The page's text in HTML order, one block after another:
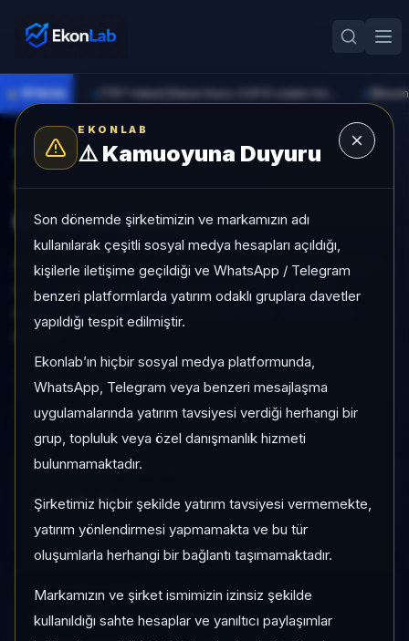
EKONLAB
⚠️Kamuoyuna Duyuru
Son dönemde şirketimizin ve markamızın adı
kullanılarak çeşitli sosyal medya hesapları açıldığı,
kişilerle iletişime geçildiği ve WhatsApp / Telegram
benzeri platformlarda yatırım odaklı gruplara davetler
yapıldığı tespit edilmiştir.
Ekonlab’ın hiçbir sosyal medya platformunda,
WhatsApp, Telegram veya benzeri mesajlaşma
uygulamalarında yatırım tavsiyesi verdiği herhangi bir
grup, topluluk veya özel danışmanlık hizmeti
bulunmamaktadır.
Şirketimiz hiçbir şekilde yatırım tavsiyesi vermemekte,
yatırım yönlendirmesi yapmamakta ve bu tür
oluşumlarla herhangi bir bağlantı taşımamaktadır.
Markamızın ve şirket ismimizin izinsiz şekilde
kullanıldığı sahte hesaplar ve yanıltıcı paylaşımlar
● PİYASA
AI Kripto Radar/CCD
SUNUCU TARAFI KRIPTO GIRIŞI
Concordium
Concordium, Long Tail grubunda, son 1 ayda +%0,41,
son 3 ayda %-37,47, orta risk profiliyle, NÖTR
sinyaliyle kripto analizi EkonLab detay sayfasında
Risk:Orta Son fiyat:0,1658
1 AY VE 3 AY PERFORMANS
+%0,41
3 Ay:%-37,47
KATEGORI KONUMU
96/183